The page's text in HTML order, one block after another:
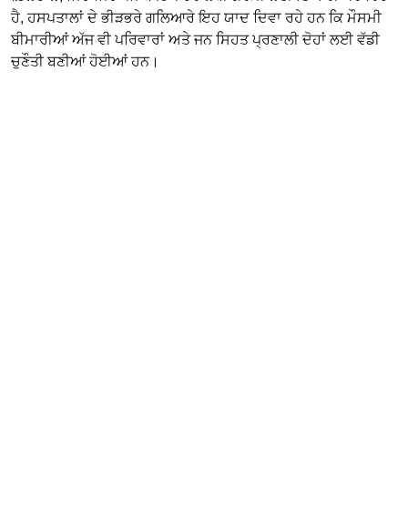
ਹੈ, ਹਸਪਤਾਲਾਂ ਦੇ ਭੀੜਭਰੇ ਗਲਿਆਰੇ ਇਹ ਯਾਦ ਦਿਵਾ ਰਹੇ ਹਨ ਕਿ ਮੌਸਮੀ
ਬੀਮਾਰੀਆਂ ਅੱਜ ਵੀ ਪਰਿਵਾਰਾਂ ਅਤੇ ਜਨ ਸਿਹਤ ਪ੍ਰਣਾਲੀ ਦੋਹਾਂ ਲਈ ਵੱਡੀ
ਚੁਣੌਤੀ ਬਣੀਆਂ ਹੋਈਆਂ ਹਨ।